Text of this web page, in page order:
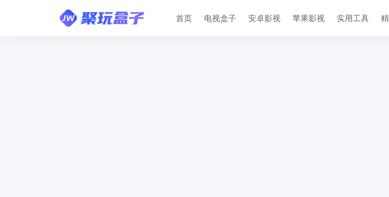
首页 电视盒子 安卓影视 苹果影视 实用工具